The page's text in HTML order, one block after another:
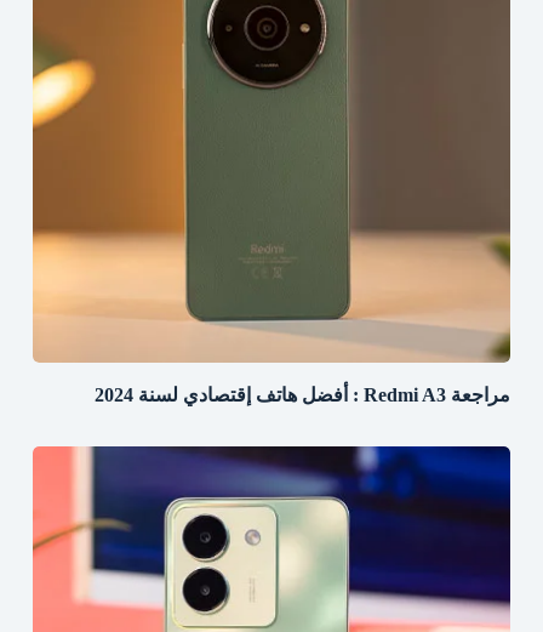
مراجعة Redmi A3 : أفضل هاتف إقتصادي لسنة 2024